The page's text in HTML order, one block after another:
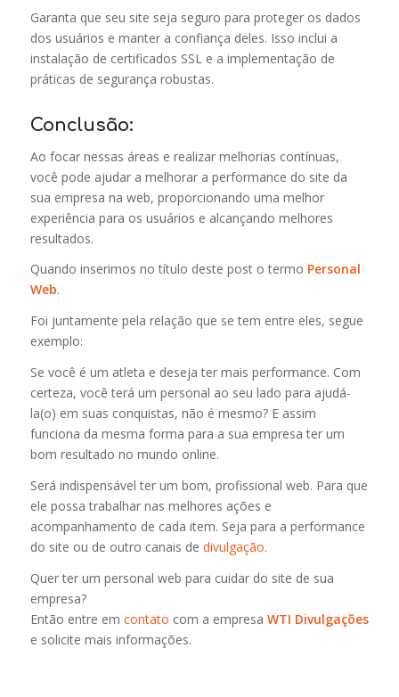
Garanta que seu site seja seguro para proteger os dados
dos usuários e manter a confiança deles. Isso inclui a
instalação de certificados SSL e a implementação de
práticas de segurança robustas.
Conclusão:
Ao focar nessas áreas e realizar melhorias contínuas,
você pode ajudar a melhorar a performance do site da
sua empresa na web, proporcionando uma melhor
experiência para os usuários e alcançando melhores
resultados.
Quando inserimos no título deste post o termo Personal
Web.
Foi juntamente pela relação que se tem entre eles, segue
exemplo:
Se você é um atleta e deseja ter mais performance. Com
certeza, você terá um personal ao seu lado para ajudá-
la(o) em suas conquistas, não é mesmo? E assim
funciona da mesma forma para a sua empresa ter um
bom resultado no mundo online.
Será indispensável ter um bom, profissional web. Para que
ele possa trabalhar nas melhores ações e
acompanhamento de cada item. Seja para a performance
do site ou de outro canais de divulgação.
Quer ter um personal web para cuidar do site de sua
empresa?
Então entre em contato com a empresa WTI Divulgações
e solicite mais informações.